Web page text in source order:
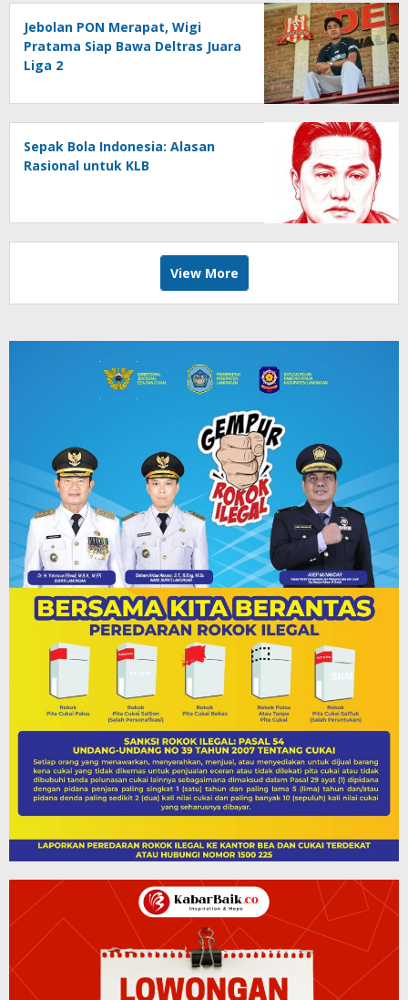
Jebolan PON Merapat, Wigi
Pratama Siap Bawa Deltras Juara
Liga 2
Sepak Bola Indonesia: Alasan
Rasional untuk KLB
View More